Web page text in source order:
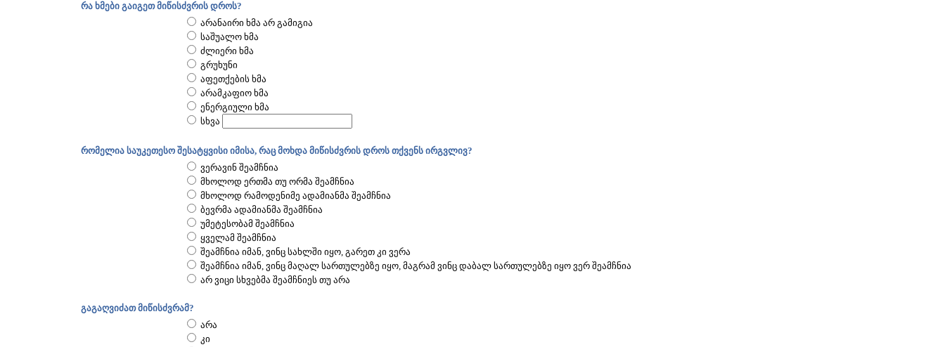
რა ხმები გაიგეთ მიწისძვრის დროს?
არანაირი ხმა არ გამიგია
საშუალო ხმა
ძლიერი ხმა
გრუხუნი
აფეთქების ხმა
არამკაფიო ხმა
ენერგიული ხმა
სხვა
რომელია საუკეთესო შესატყვისი იმისა, რაც მოხდა მიწისძვრის დროს თქვენს ირგვლივ?
ვერავინ შეამჩნია
მხოლოდ ერთმა თუ ორმა შეამჩნია
მხოლოდ რამოდენიმე ადამიანმა შეამჩნია
ბევრმა ადამიანმა შეამჩნია
უმეტესობამ შეამჩნია
ყველამ შეამჩნია
შეამჩნია იმან, ვინც სახლში იყო, გარეთ კი ვერა
შეამჩნია იმან, ვინც მაღალ სართულებზე იყო, მაგრამ ვინც დაბალ სართულებზე იყო ვერ შეამჩნია
არ ვიცი სხვებმა შეამჩნიეს თუ არა
გაგაღვიძათ მიწისძვრამ?
არა
კი